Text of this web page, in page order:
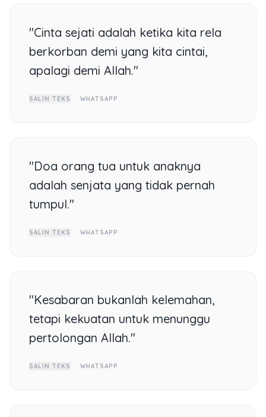
"Cinta sejati adalah ketika kita rela
berkorban demi yang kita cintai,
apalagi demi Allah."
SALIN TEKS WHATSAPP
"Doa orang tua untuk anaknya
adalah senjata yang tidak pernah
tumpul."
SALIN TEKS WHATSAPP
"Kesabaran bukanlah kelemahan,
tetapi kekuatan untuk menunggu
pertolongan Allah."
SALIN TEKS WHATSAPP